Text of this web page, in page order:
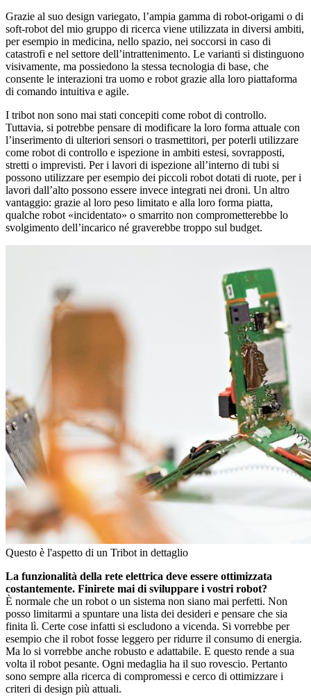
Grazie al suo design variegato, l’ampia gamma di robot-origami o di
soft-robot del mio gruppo di ricerca viene utilizzata in diversi ambiti,
per esempio in medicina, nello spazio, nei soccorsi in caso di
catastrofi e nel settore dell’intrattenimento. Le varianti si distinguono
visivamente, ma possiedono la stessa tecnologia di base, che
consente le interazioni tra uomo e robot grazie alla loro piattaforma
di comando intuitiva e agile.
I tribot non sono mai stati concepiti come robot di controllo.
Tuttavia, si potrebbe pensare di modificare la loro forma attuale con
l’inserimento di ulteriori sensori o trasmettitori, per poterli utilizzare
come robot di controllo e ispezione in ambiti estesi, sovrapposti,
stretti o imprevisti. Per i lavori di ispezione all’interno di tubi si
possono utilizzare per esempio dei piccoli robot dotati di ruote, per i
lavori dall’alto possono essere invece integrati nei droni. Un altro
vantaggio: grazie al loro peso limitato e alla loro forma piatta,
qualche robot «incidentato» o smarrito non comprometterebbe lo
svolgimento dell’incarico né graverebbe troppo sul budget.
Questo è l'aspetto di un Tribot in dettaglio
La funzionalità della rete elettrica deve essere ottimizzata
costantemente. Finirete mai di sviluppare i vostri robot?
È normale che un robot o un sistema non siano mai perfetti. Non
posso limitarmi a spuntare una lista dei desideri e pensare che sia
finita lì. Certe cose infatti si escludono a vicenda. Si vorrebbe per
esempio che il robot fosse leggero per ridurre il consumo di energia.
Ma lo si vorrebbe anche robusto e adattabile. E questo rende a sua
volta il robot pesante. Ogni medaglia ha il suo rovescio. Pertanto
sono sempre alla ricerca di compromessi e cerco di ottimizzare i
criteri di design più attuali.